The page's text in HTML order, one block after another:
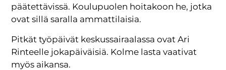
päätettävissä. Koulupuolen hoitakoon he, jotka
ovat sillä saralla ammattilaisia.
Pitkät työpäivät keskussairaalassa ovat Ari
Rinteelle jokapäiväisiä. Kolme lasta vaativat
myös aikansa.